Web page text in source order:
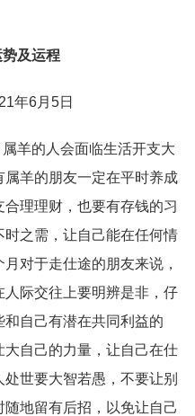
及运程
年6月5日
羊的人会面临生活开支大
羊的朋友一定在平时养成
理理财，也要有存钱的习
之需，让自己能在任何情
对于走仕途的朋友来说，
际交往上要明辨是非，仔
自己有潜在共同利益的
大自己的力量，让自己在仕
世要大智若愚，不要让别
地留有后招，以免让自己